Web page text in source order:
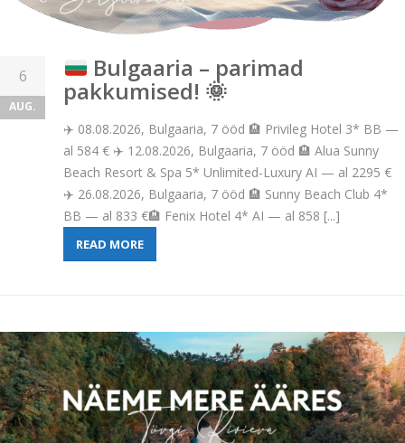
6
AUG.
Bulgaaria – parimad
pakkumised! 🌞
✈️ 08.08.2026, Bulgaaria, 7 ööd 🏨 Privileg Hotel 3* BB —
al 584 € ✈️ 12.08.2026, Bulgaaria, 7 ööd 🏨 Alua Sunny
Beach Resort & Spa 5* Unlimited-Luxury AI — al 2295 €
✈️ 26.08.2026, Bulgaaria, 7 ööd 🏨 Sunny Beach Club 4*
BB — al 833 €🏨 Fenix Hotel 4* AI — al 858 [...]
READ MORE